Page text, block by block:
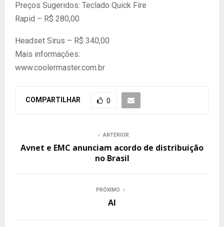
Preços Sugeridos: Teclado Quick Fire
Rapid – R$ 280,00
Headset Sirus – R$ 340,00
Mais informações:
www.coolermaster.com.br
COMPARTILHAR 0
ANTERIOR
Avnet e EMC anunciam acordo de distribuição
no Brasil
PRÓXIMO
Al